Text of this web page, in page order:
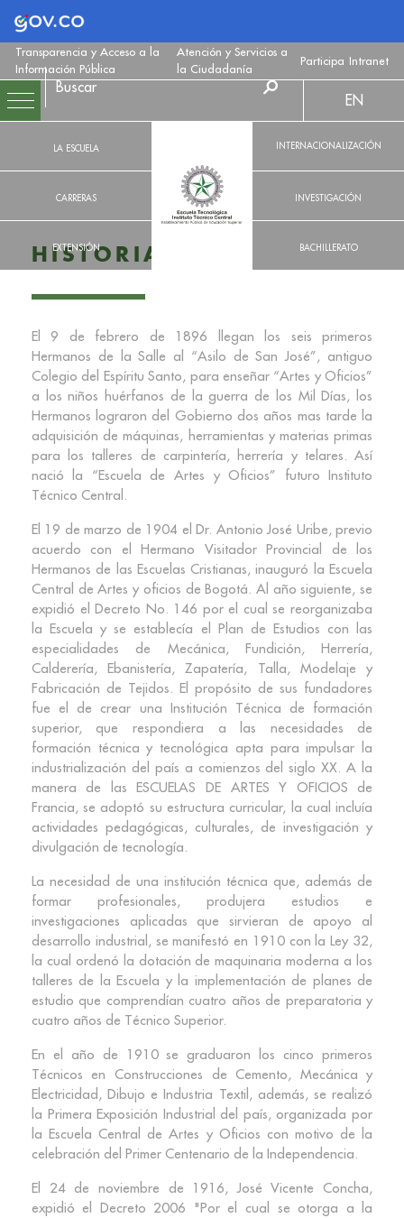
Logo Gobierno de Colombia
Transparencia y Acceso a la
Información Pública
Atención y Servicios a
la Ciudadanía
Participa Intranet
LA ESCUELA
CARRERAS
EXTENSIÓN
EN
INTERNACIONALIZACIÓN
INVESTIGACIÓN
BACHILLERATO
HISTORIA
El 9 de febrero de 1896 llegan los seis primeros
Hermanos de la Salle al “Asilo de San José”, antiguo
Colegio del Espíritu Santo, para enseñar “Artes y Oficios”
a los niños huérfanos de la guerra de los Mil Días, los
Hermanos lograron del Gobierno dos años mas tarde la
adquisición de máquinas, herramientas y materias primas
para los talleres de carpintería, herrería y telares. Así
nació la “Escuela de Artes y Oficios” futuro Instituto
Técnico Central.
El 19 de marzo de 1904 el Dr. Antonio José Uribe, previo
acuerdo con el Hermano Visitador Provincial de los
Hermanos de las Escuelas Cristianas, inauguró la Escuela
Central de Artes y oficios de Bogotá. Al año siguiente, se
expidió el Decreto No. 146 por el cual se reorganizaba
la Escuela y se establecía el Plan de Estudios con las
especialidades de Mecánica, Fundición, Herrería,
Calderería, Ebanistería, Zapatería, Talla, Modelaje y
Fabricación de Tejidos. El propósito de sus fundadores
fue el de crear una Institución Técnica de formación
superior, que respondiera a las necesidades de
formación técnica y tecnológica apta para impulsar la
industrialización del país a comienzos del siglo XX. A la
manera de las ESCUELAS DE ARTES Y OFICIOS de
Francia, se adoptó su estructura curricular, la cual incluía
actividades pedagógicas, culturales, de investigación y
divulgación de tecnología.
La necesidad de una institución técnica que, además de
formar profesionales, produjera estudios e
investigaciones aplicadas que sirvieran de apoyo al
desarrollo industrial, se manifestó en 1910 con la Ley 32,
la cual ordenó la dotación de maquinaria moderna a los
talleres de la Escuela y la implementación de planes de
estudio que comprendían cuatro años de preparatoria y
cuatro años de Técnico Superior.
En el año de 1910 se graduaron los cinco primeros
Técnicos en Construcciones de Cemento, Mecánica y
Electricidad, Dibujo e Industria Textil, además, se realizó
la Primera Exposición Industrial del país, organizada por
la Escuela Central de Artes y Oficios con motivo de la
celebración del Primer Centenario de la Independencia.
El 24 de noviembre de 1916, José Vicente Concha,
expidió el Decreto 2006 "Por el cual se otorga a la